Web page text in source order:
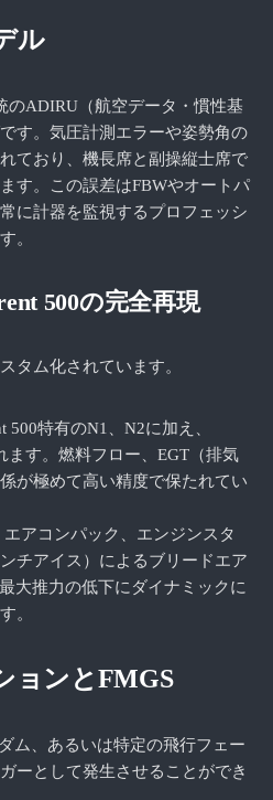
ル
のADIRU（航空データ・慣性基
す。気圧計測エラーや姿勢角の
ており、機長席と副操縦士席で
す。この誤差はFBWやオートパ
に計器を監視するプロフェッシ
。
500の完全再現
タム化されています。
500特有のN1、N2に加え、
ます。燃料フロー、EGT（排気
が極めて高い精度で保たれてい
エアコンパック、エンジンスタ
チアイス）によるブリードエア
大推力の低下にダイナミックに
。
ョンとFMGS
ム、あるいは特定の飛行フェー
ーとして発生させることができ